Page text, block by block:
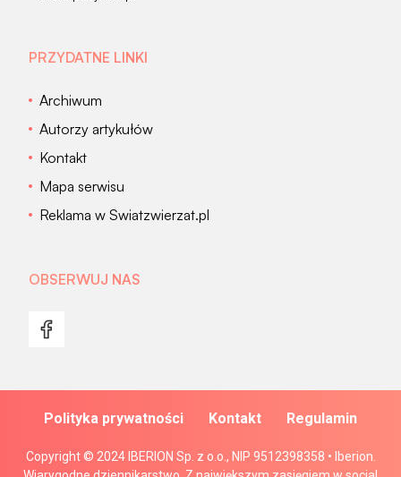
PRZYDATNE LINKI
Archiwum
Autorzy artykułów
Kontakt
Mapa serwisu
Reklama w Swiatzwierzat.pl
OBSERWUJ NAS
Copyright © 2024 IBERION Sp. z o.o., NIP 9512398358 • Iberion.
Polityka prywatności Kontakt Regulamin